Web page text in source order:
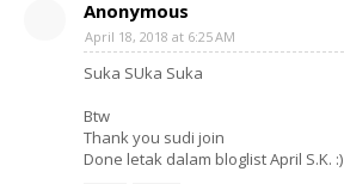
Anonymous
April 18, 2018 at 6:25 AM
Suka SUka Suka
Btw
Thank you sudi join
Done letak dalam bloglist April S.K. :)